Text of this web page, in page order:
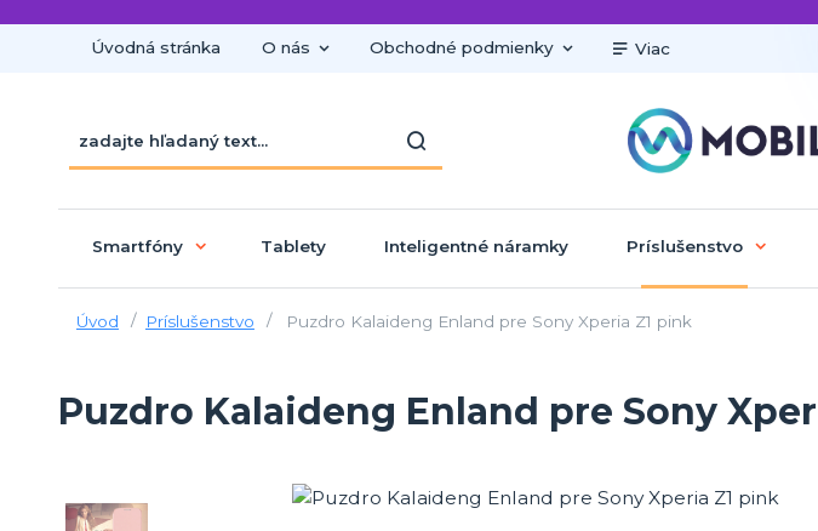
Úvodná stránka O nás Obchodné podmienky Viac
Smartfóny Tablety Inteligentné náramky Príslušenstvo
Úvod Príslušenstvo Puzdro Kalaideng Enland pre Sony Xperia Z1 pink
Puzdro Kalaideng Enland pre Sony